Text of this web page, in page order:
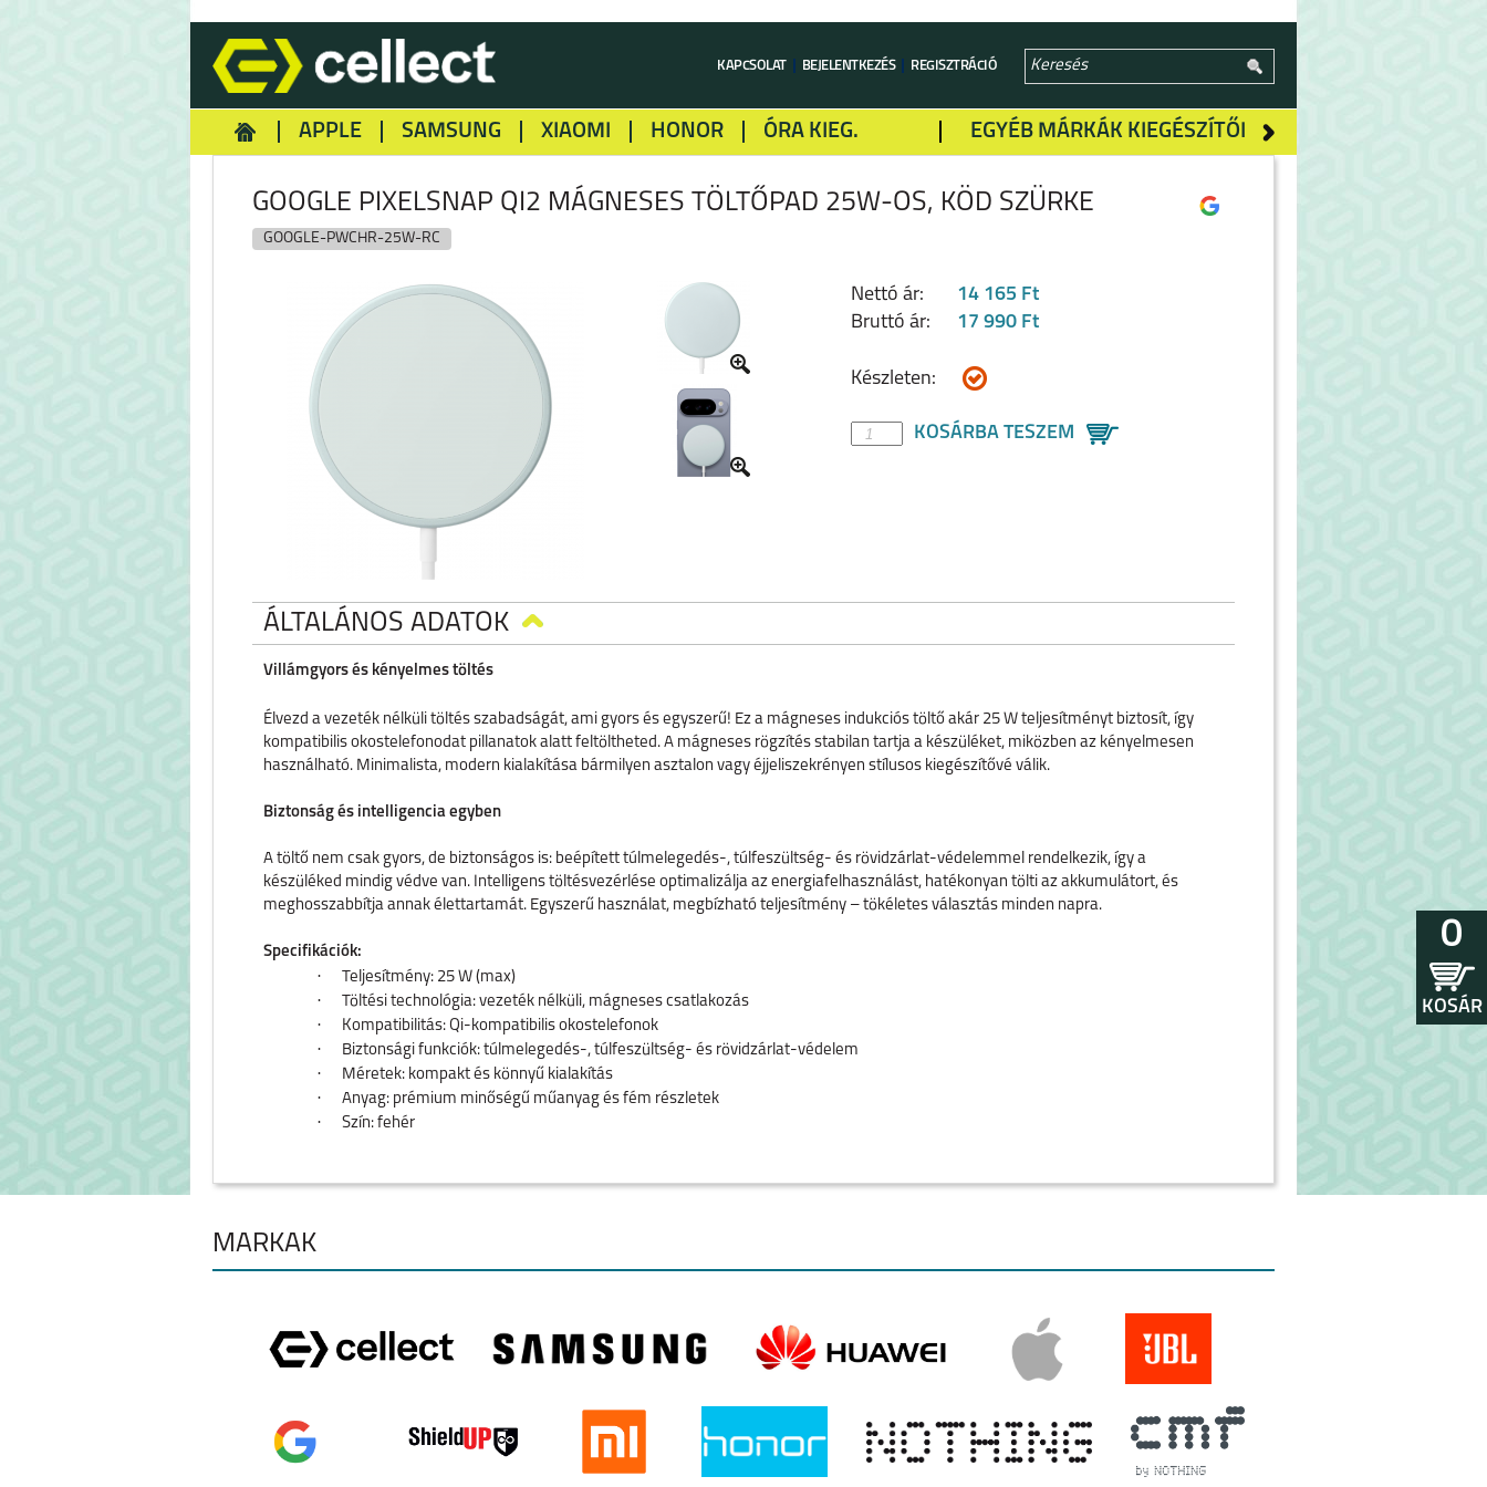
KAPCSOLAT BEJELENTKEZÉS REGISZTRÁCIÓ
EGYÉB MÁRKÁK KIEGÉSZÍTŐI
APPLE SAMSUNG XIAOMI HONOR ÓRA KIEG.
GOOGLE PIXELSNAP QI2 MÁGNESES TÖLTŐPAD 25W-OS, KÖD SZÜRKE
GOOGLE-PWCHR-25W-RC
Nettó ár:
14 165 Ft
Bruttó ár:
17 990 Ft
Készleten:
KOSÁRBA TESZEM
ÁLTALÁNOS ADATOK
Villámgyors és kényelmes töltés
Élvezd a vezeték nélküli töltés szabadságát, ami gyors és egyszerű! Ez a mágneses indukciós töltő akár 25 W teljesítményt biztosít, így
kompatibilis okostelefonodat pillanatok alatt feltöltheted. A mágneses rögzítés stabilan tartja a készüléket, miközben az kényelmesen
használható. Minimalista, modern kialakítása bármilyen asztalon vagy éjjeliszekrényen stílusos kiegészítővé válik.
Biztonság és intelligencia egyben
A töltő nem csak gyors, de biztonságos is: beépített túlmelegedés-, túlfeszültség- és rövidzárlat-védelemmel rendelkezik, így a
készüléked mindig védve van. Intelligens töltésvezérlése optimalizálja az energiafelhasználást, hatékonyan tölti az akkumulátort, és
meghosszabbítja annak élettartamát. Egyszerű használat, megbízható teljesítmény – tökéletes választás minden napra.
Specifikációk:
· Teljesítmény: 25 W (max)
· Töltési technológia: vezeték nélküli, mágneses csatlakozás
· Kompatibilitás: Qi-kompatibilis okostelefonok
· Biztonsági funkciók: túlmelegedés-, túlfeszültség- és rövidzárlat-védelem
· Méretek: kompakt és könnyű kialakítás
· Anyag: prémium minőségű műanyag és fém részletek
· Szín: fehér
MÁRKÁK
0
KOSÁR